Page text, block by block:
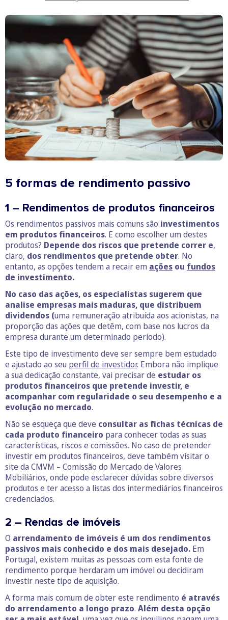
5 formas de rendimento passivo
1 – Rendimentos de produtos financeiros
Os rendimentos passivos mais comuns são investimentos
em produtos financeiros. E como escolher um destes
produtos? Depende dos riscos que pretende correr e,
claro, dos rendimentos que pretende obter. No
entanto, as opções tendem a recair em ações ou fundos
de investimento.
No caso das ações, os especialistas sugerem que
analise empresas mais maduras, que distribuem
dividendos (uma remuneração atribuída aos acionistas, na
proporção das ações que detêm, com base nos lucros da
empresa durante um determinado período).
Este tipo de investimento deve ser sempre bem estudado
e ajustado ao seu perfil de investidor. Embora não implique
a sua dedicação constante, vai precisar de estudar os
produtos financeiros que pretende investir, e
acompanhar com regularidade o seu desempenho e a
evolução no mercado.
Não se esqueça que deve consultar as fichas técnicas de
cada produto financeiro para conhecer todas as suas
características, riscos e comissões. No caso de pretender
investir em produtos financeiros, deve também visitar o
site da CMVM – Comissão do Mercado de Valores
Mobiliários, onde pode esclarecer dúvidas sobre diversos
produtos e ter acesso a listas dos intermediários financeiros
credenciados.
2 – Rendas de imóveis
O arrendamento de imóveis é um dos rendimentos
passivos mais conhecido e dos mais desejado. Em
Portugal, existem muitas as pessoas com esta fonte de
rendimento porque herdaram um imóvel ou decidiram
investir neste tipo de aquisição.
A forma mais comum de obter este rendimento é através
do arrendamento a longo prazo. Além desta opção